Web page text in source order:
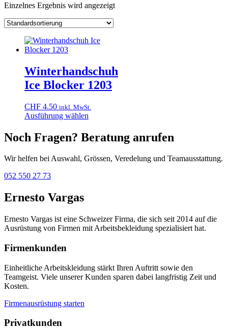
Einzelnes Ergebnis wird angezeigt
Winterhandschuh
Ice Blocker 1203
CHF 4.50 inkl. MwSt.
Ausführung wählen
weist
mehrere
auf.
Produktseite
gewählt
Noch Fragen? Beratung anrufen
Wir helfen bei Auswahl, Grössen, Veredelung und Teamausstattung.
052 550 27 73
Ernesto Vargas
Ernesto Vargas ist eine Schweizer Firma, die sich seit 2014 auf die
Ausrüstung von Firmen mit Arbeitsbekleidung spezialisiert hat.
Firmenkunden
Einheitliche Arbeitskleidung stärkt Ihren Auftritt sowie den
Teamgeist. Viele unserer Kunden sparen dabei langfristig Zeit und
Kosten.
Firmenausrüstung starten
Privatkunden